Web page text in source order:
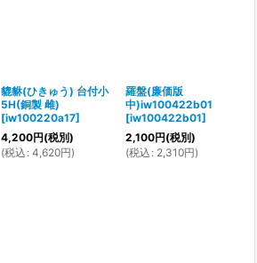
貔貅(ひきゅう) 台付小
5H(銅製 雌)
[iw100220a17]
4,200円(税別)
(税込 : 4,620円)
羅盤(廉価版
中)iw100422b01
[iw100422b01]
2,100円(税別)
(税込 : 2,310円)